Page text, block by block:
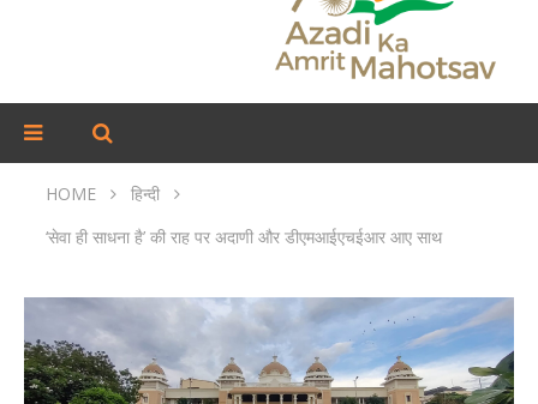
HOME
हिन्दी
‘सेवा ही साधना है’ की राह पर अदाणी और डीएमआईएचईआर आए साथ